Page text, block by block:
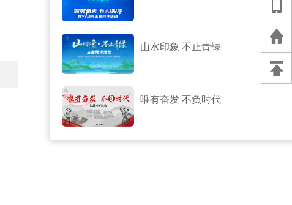
山水印象 不止青绿
唯有奋发 不负时代